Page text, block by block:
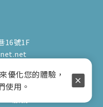
16號1F
優化您的體驗，
使用。